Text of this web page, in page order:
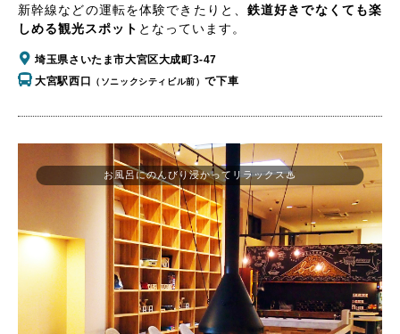
新幹線などの運転を体験できたりと、 鉄道好きでなくても楽
しめる観光スポット となっています。
埼玉県さいたま市大宮区大成町3-47
大宮駅西口
（ソニックシティビル前）で下車
お風呂にのんびり浸かってリラックス♨